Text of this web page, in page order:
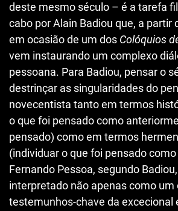
deste mesmo século – é a tarefa
cabo por Alain Badiou que, a partir
em ocasião de um dos Colóquios
vem instaurando um complexo
pessoana. Para Badiou, pensar o
destrinçar as singularidades do
novecentista tanto em termos
o que foi pensado como
pensado) como em termos
(individuar o que foi pensado
Fernando Pessoa, segundo
interpretado não apenas como um
testemunhos-chave da excecional